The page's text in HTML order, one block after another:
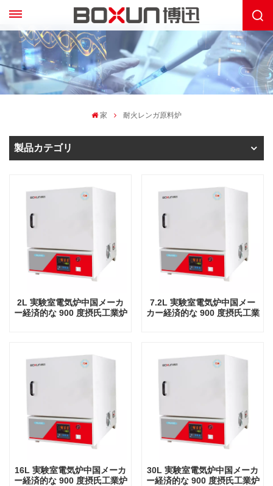
家 耐火レンガ原料炉
製品カテゴリ
2L 実験室電気炉中国メーカ
ー経済的な 900 度摂氏工業炉
7.2L 実験室電気炉中国メー
カー経済的な 900 度摂氏工業
16L 実験室電気炉中国メーカ
ー経済的な 900 度摂氏工業炉
30L 実験室電気炉中国メーカ
ー経済的な 900 度摂氏工業炉